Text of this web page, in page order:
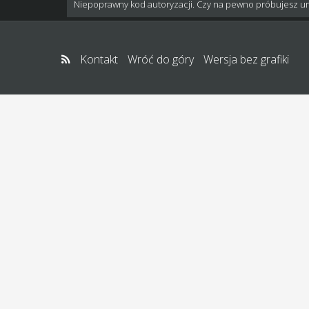
Niepoprawny kod autoryzacji. Czy na pewno próbujesz
Kontakt Wróć do góry Wersja bez grafiki